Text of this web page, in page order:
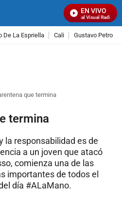
EN VIVO
Señal Visual Radio
De La Espriella Cali Gustavo Petro
que termina
termina
la responsabilidad es de
a un joven que atacó
comienza una de las
importantes de todos el
día #ALaMano.